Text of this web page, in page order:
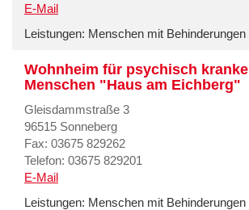
E-Mail
Leistungen: Menschen mit Behinderungen
Wohnheim für psychisch kranke
Menschen "Haus am Eichberg"
Gleisdammstraße 3
96515 Sonneberg
Fax: 03675 829262
Telefon: 03675 829201
E-Mail
Leistungen: Menschen mit Behinderungen